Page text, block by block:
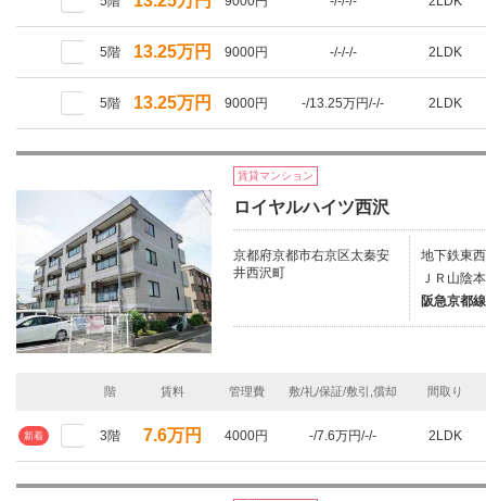
5階 13.25万円 9000円 -/-/-/- 2LDK
5階 13.25万円 9000円 -/13.25万円/-/- 2LDK
賃貸マンション
ロイヤルハイツ西沢
京都府京都市右京区太秦安
井西沢町
地下鉄東
ＪＲ山陰
阪急京都
階 賃料 管理費 敷/礼/保証/敷引,償却 間取り
新着 3階 7.6万円 4000円 -/7.6万円/-/- 2LDK